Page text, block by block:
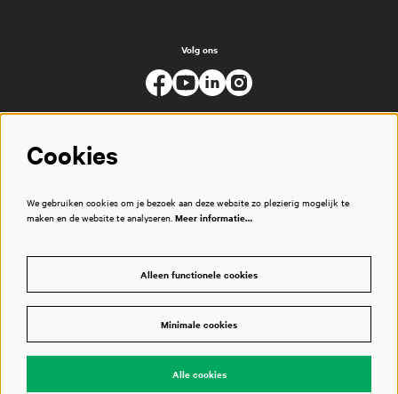
Volg ons
Powered byCultureSuite
Cookies
We gebruiken cookies om je bezoek aan deze website zo plezierig mogelijk te
maken en de website te analyseren. Meer informatie…
Alleen functionele cookies
Minimale cookies
Alle cookies